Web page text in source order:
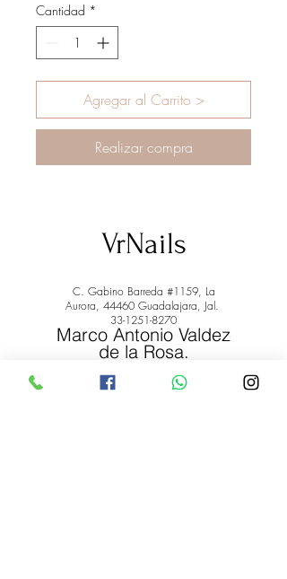
Cantidad *
Agregar al Carrito >
Realizar compra
VrNails
C. Gabino Barreda #1159, La
Aurora, 44460 Guadalajara, Jal.
33-1251-8270
Marco Antonio Valdez
de la Rosa.